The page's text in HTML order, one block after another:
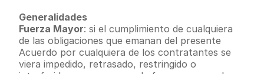
Generalidades
Fuerza Mayor: si el cumplimiento de cualquiera
de las obligaciones que emanan del presente
Acuerdo por cualquiera de los contratantes se
viera impedido, retrasado, restringido o